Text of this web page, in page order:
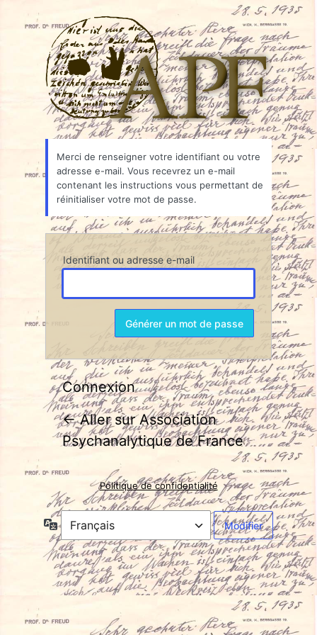
passe
oublié
Merci de renseigner votre identifiant ou votre
adresse e-mail. Vous recevrez un e-mail
contenant les instructions vous permettant de
réinitialiser votre mot de passe.
Identifiant ou adresse e-mail
Connexion
← Aller sur Association
Psychanalytique de France
Politique de confidentialité
Langue